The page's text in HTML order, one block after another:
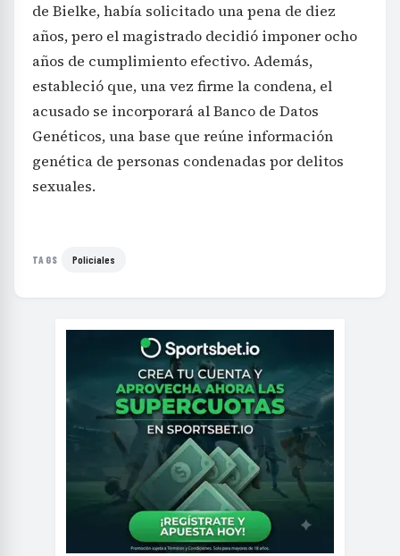
de Bielke, había solicitado una pena de diez
años, pero el magistrado decidió imponer ocho
años de cumplimiento efectivo. Además,
estableció que, una vez firme la condena, el
acusado se incorporará al Banco de Datos
Genéticos, una base que reúne información
genética de personas condenadas por delitos
sexuales.
TAGS Policiales